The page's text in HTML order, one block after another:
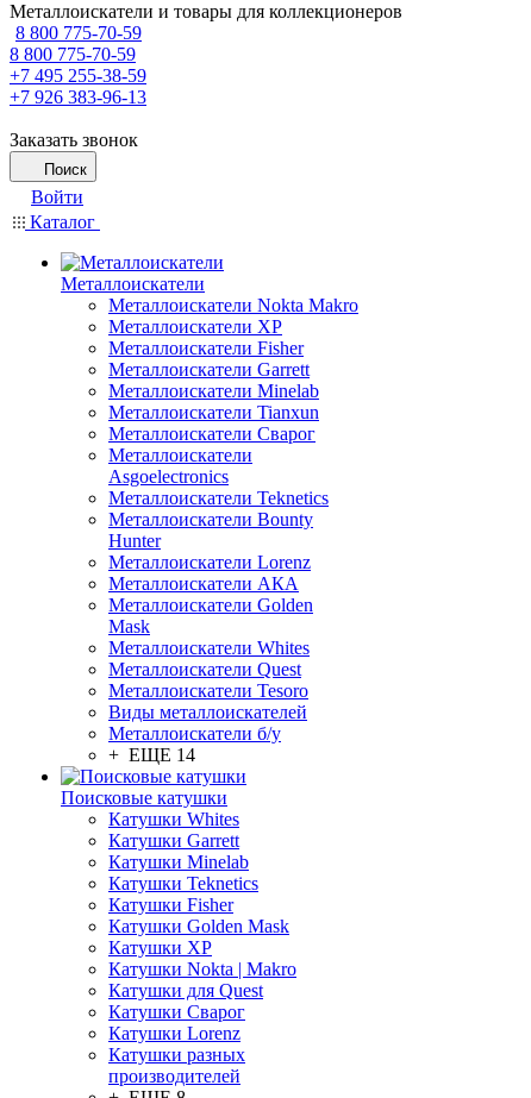
Металлоискатели и товары для коллекционеров
8 800 775-70-59
8 800 775-70-59
+7 495 255-38-59
+7 926 383-96-13
Заказать звонок
Поиск
Войти
Каталог
Металлоискатели
Металлоискатели Nokta Makro
Металлоискатели XP
Металлоискатели Fisher
Металлоискатели Garrett
Металлоискатели Minelab
Металлоискатели Tianxun
Металлоискатели Сварог
Металлоискатели
Asgoelectronics
Металлоискатели Teknetics
Металлоискатели Bounty
Hunter
Металлоискатели Lorenz
Металлоискатели АКА
Металлоискатели Golden
Mask
Металлоискатели Whites
Металлоискатели Quest
Металлоискатели Tesoro
Виды металлоискателей
Металлоискатели б/у
+ ЕЩЕ 14
Поисковые катушки
Катушки Whites
Катушки Garrett
Катушки Minelab
Катушки Teknetics
Катушки Fisher
Катушки Golden Mask
Катушки XP
Катушки Nokta | Makro
Катушки для Quest
Катушки Сварог
Катушки Lorenz
Катушки разных
производителей